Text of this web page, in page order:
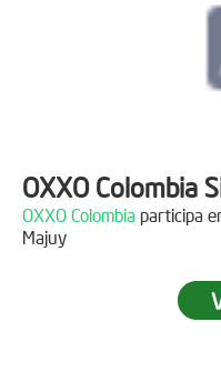
OXXO Colombia
OXXO Colombia participa
Majuy